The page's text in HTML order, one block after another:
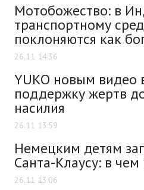
Мотобожество: в
транспортному
поклоняются как
26.11 14:36
YUKO новым видео
поддержку жертв
насилия
26.11 13:59
Немецким детям
Санта-Клаусу: в
26.11 13:06